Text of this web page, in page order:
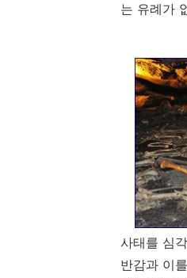
는 유례가
사태를 심
반감과 이